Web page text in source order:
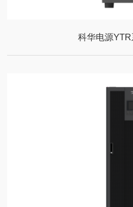
科华电源